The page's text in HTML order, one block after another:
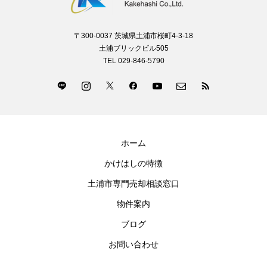
〒300-0037 茨城県土浦市桜町4-3-18
土浦ブリックビル505
TEL 029-846-5790
ホーム
かけはしの特徴
土浦市専門売却相談窓口
物件案内
ブログ
お問い合わせ